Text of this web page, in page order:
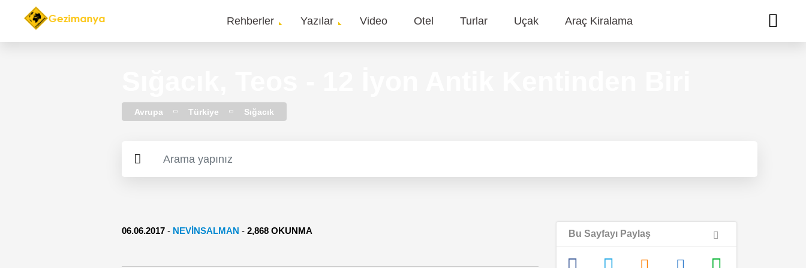
Main
Rehberler Yazılar Video Otel Turlar Uçak Araç Kiralama
Avrupa Türkiye Sığacık
06.06.2017 - NEVINSALMAN -2,868 OKUNMA Bu Sayfayı Paylaş